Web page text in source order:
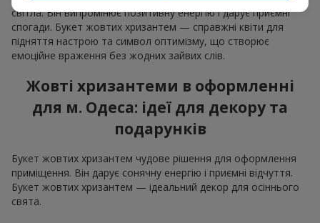
світла. Він випромінює позитивну енергію і дарує приємні
спогади. Букет жовтих хризантем — справжні квіти для
підняття настрою та символ оптимізму, що створює
емоційне враження без жодних зайвих слів.
Жовті хризантеми в оформленні
для м. Одеса: ідеї для декору та
подарунків
Букет жовтих хризантем чудове рішення для оформлення
приміщення. Він дарує сонячну енергію і приємні відчуття.
Букет жовтих хризантем — ідеальний декор для осіннього
свята.